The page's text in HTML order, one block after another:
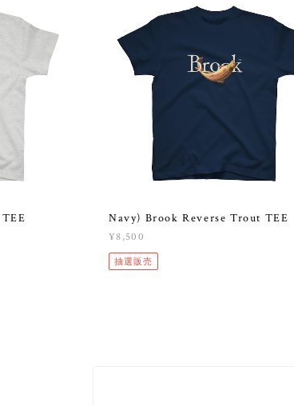
Navy) Brook Reverse Trout TEE
¥8,500
抽選販売